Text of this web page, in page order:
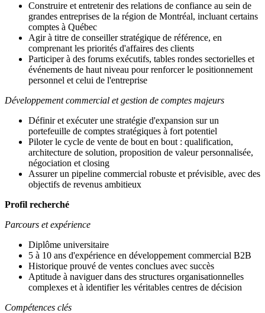
Construire et entretenir des relations de confiance au sein de
grandes entreprises de la région de Montréal, incluant certains
comptes à Québec
Agir à titre de conseiller stratégique de référence, en
comprenant les priorités d'affaires des clients
Participer à des forums exécutifs, tables rondes sectorielles et
événements de haut niveau pour renforcer le positionnement
personnel et celui de l'entreprise
Développement commercial et gestion de comptes majeurs
Définir et exécuter une stratégie d'expansion sur un
portefeuille de comptes stratégiques à fort potentiel
Piloter le cycle de vente de bout en bout : qualification,
architecture de solution, proposition de valeur personnalisée,
négociation et closing
Assurer un pipeline commercial robuste et prévisible, avec des
objectifs de revenus ambitieux
Profil recherché
Parcours et expérience
Diplôme universitaire
5 à 10 ans d'expérience en développement commercial B2B
Historique prouvé de ventes conclues avec succès
Aptitude à naviguer dans des structures organisationnelles
complexes et à identifier les véritables centres de décision
Compétences clés